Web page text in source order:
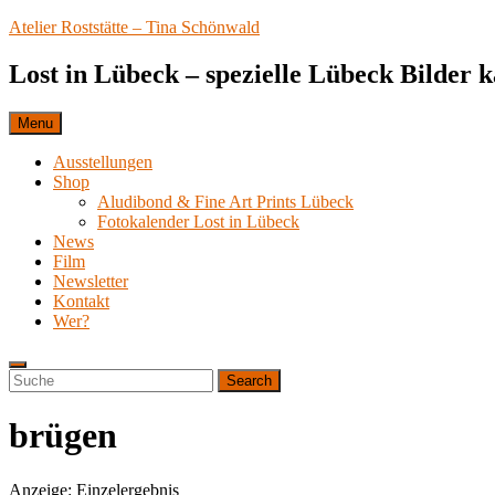
Skip
content
Atelier Roststätte – Tina Schönwald
Lost in Lübeck – spezielle Lübeck Bilder
Menu
Ausstellungen
Shop
Aludibond & Fine Art Prints Lübeck
Fotokalender Lost in Lübeck
News
Film
Newsletter
Kontakt
Wer?
Search
Search
for:
Search
brügen
Anzeige: Einzelergebnis